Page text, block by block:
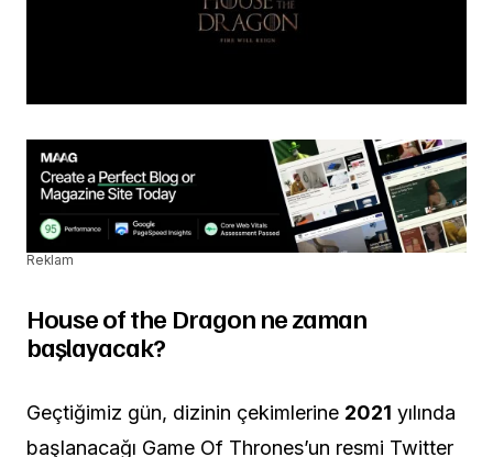
Reklam
House of the Dragon ne zaman
başlayacak?
Geçtiğimiz gün, dizinin çekimlerine 2021 yılında
başlanacağı Game Of Thrones’un resmi Twitter